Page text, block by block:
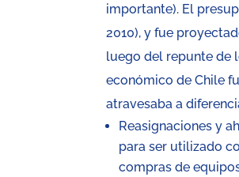
importante). El
2010), y fue
luego del repunte de
económico de Chile
atravesaba a
Reasignaciones y
para ser utilizado
compras de